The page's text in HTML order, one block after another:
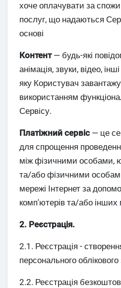
хоче оплачувати за
послуг, що надаються
основі
Контент— будь-які
анімація, звуки, відео,
яку Користувач
використанням
Сервісу.
Платіжний сервіс — це
для спрощення
між фізичними особами,
та/або фізичними
мережі Інтернет за
комп'ютерів та/або інших
2. Реєстрація.
2.1. Реєстрація -
персонального
2.2. Реєстрація